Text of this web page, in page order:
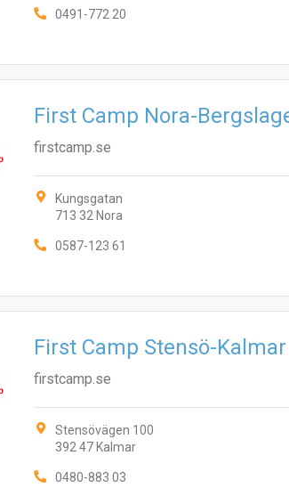
0491-772 20
First Camp Nora-
firstcamp.se
Kungsgatan
713 32 Nora
0587-123 61
First Camp Stensö-Kalmar
firstcamp.se
Stensövägen 100
392 47 Kalmar
0480-883 03